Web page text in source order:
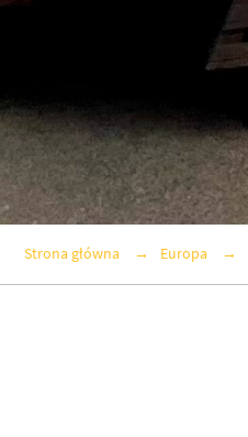
Strona główna Europa